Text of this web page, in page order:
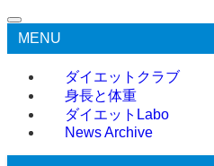
MENU
ダイエットクラブ
身長と体重
ダイエットLabo
News Archive